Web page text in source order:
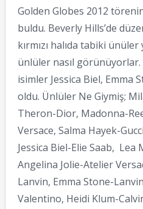
Golden Globes 2012
buldu. Beverly Hills’de
kırmızı halıda tabiki ünüler
ünlüler nasıl
isimler Jessica Biel, Emma
oldu. Ünlüler Ne Giymiş;
Theron-Dior, Madonna-
Versace, Salma Hayek-
Jessica Biel-Elie Saab, Lea
Angelina Jolie-Atelier
Lanvin, Emma Stone-
Valentino, Heidi Klum-